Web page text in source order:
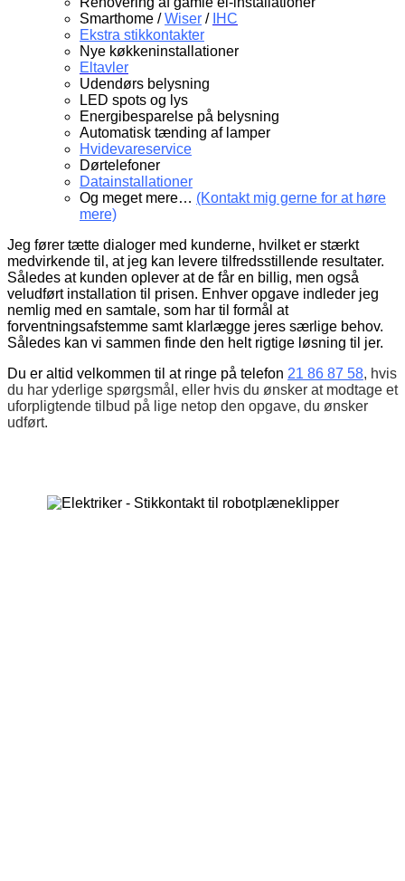
Smarthome /Wiser / IHC
Ekstra stikkontakter
Nye køkkeninstallationer
Eltavler
Udendørs belysning
LED spots og lys
Energibesparelse på belysning
Automatisk tænding af lamper
Hvidevareservice
Dørtelefoner
Datainstallationer
Og meget mere… (Kontakt mig gerne for at høre
mere)
Jeg fører tætte dialoger med kunderne, hvilket er stærkt
medvirkende til, at jeg kan levere tilfredsstillende resultater.
Således at kunden oplever at de får en billig, men også
veludført installation til prisen. Enhver opgave indleder jeg
nemlig med en samtale, som har til formål at
forventningsafstemme samt klarlægge jeres særlige behov.
Således kan vi sammen finde den helt rigtige løsning til jer.
Du er altid velkommen til at ringe på telefon 21 86 87 58, hvis
du har yderlige spørgsmål, eller hvis du ønsker at modtage et
uforpligtende tilbud på lige netop den opgave, du ønsker
udført.